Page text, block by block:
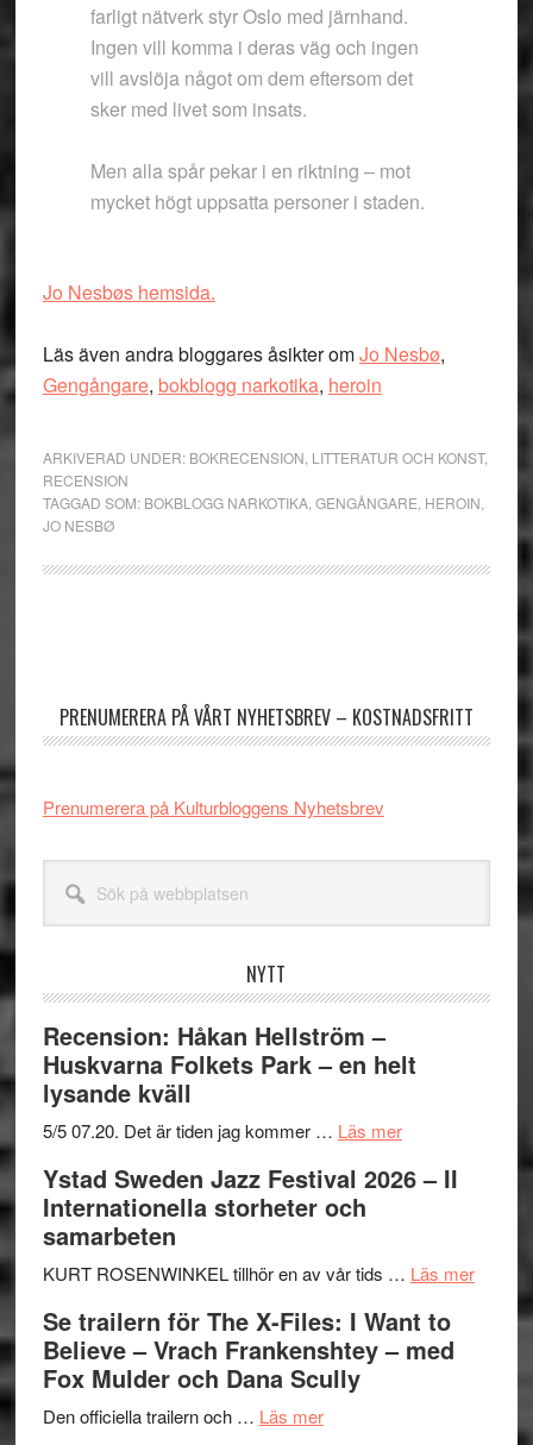
farligt nätverk styr Oslo med järnhand.
Ingen vill komma i deras väg och ingen
vill avslöja något om dem eftersom det
sker med livet som insats.
Men alla spår pekar i en riktning – mot
mycket högt uppsatta personer i staden.
Jo Nesbøs hemsida.
Läs även andra bloggares åsikter omJo Nesbø,
Gengångare, bokblogg narkotika, heroin
ARKIVERAD UNDER: BOKRECENSION LITTERATUR OCH KONST,
RECENSION
TAGGAD SOM: BOKBLOGG NARKOTIKA, GENGÅNGARE HEROIN
JO NESBØ
PRENUMERERA PÅ VÅRT NYHETSBREV – KOSTNADSFRITT
Prenumerera på Kulturbloggens Nyhetsbrev
webbplatsen
NYTT
Recension: Håkan Hellström –
Huskvarna Folkets Park – en helt
lysande kväll
5/5 07.20. Det är tiden jag kommer … Läs merom
Håkan
Huskvarna
Park
–
Ystad Sweden Jazz Festival 2026 – II
Internationella storheter och
samarbeten
KURT ROSENWINKEL tillhör en av vår tids … Läs merom
Se trailern för The X-Files: I Want to
Believe – Vrach Frankenshtey – med
Fox Mulder och Dana Scully
Den officiella trailern och … Läs merom